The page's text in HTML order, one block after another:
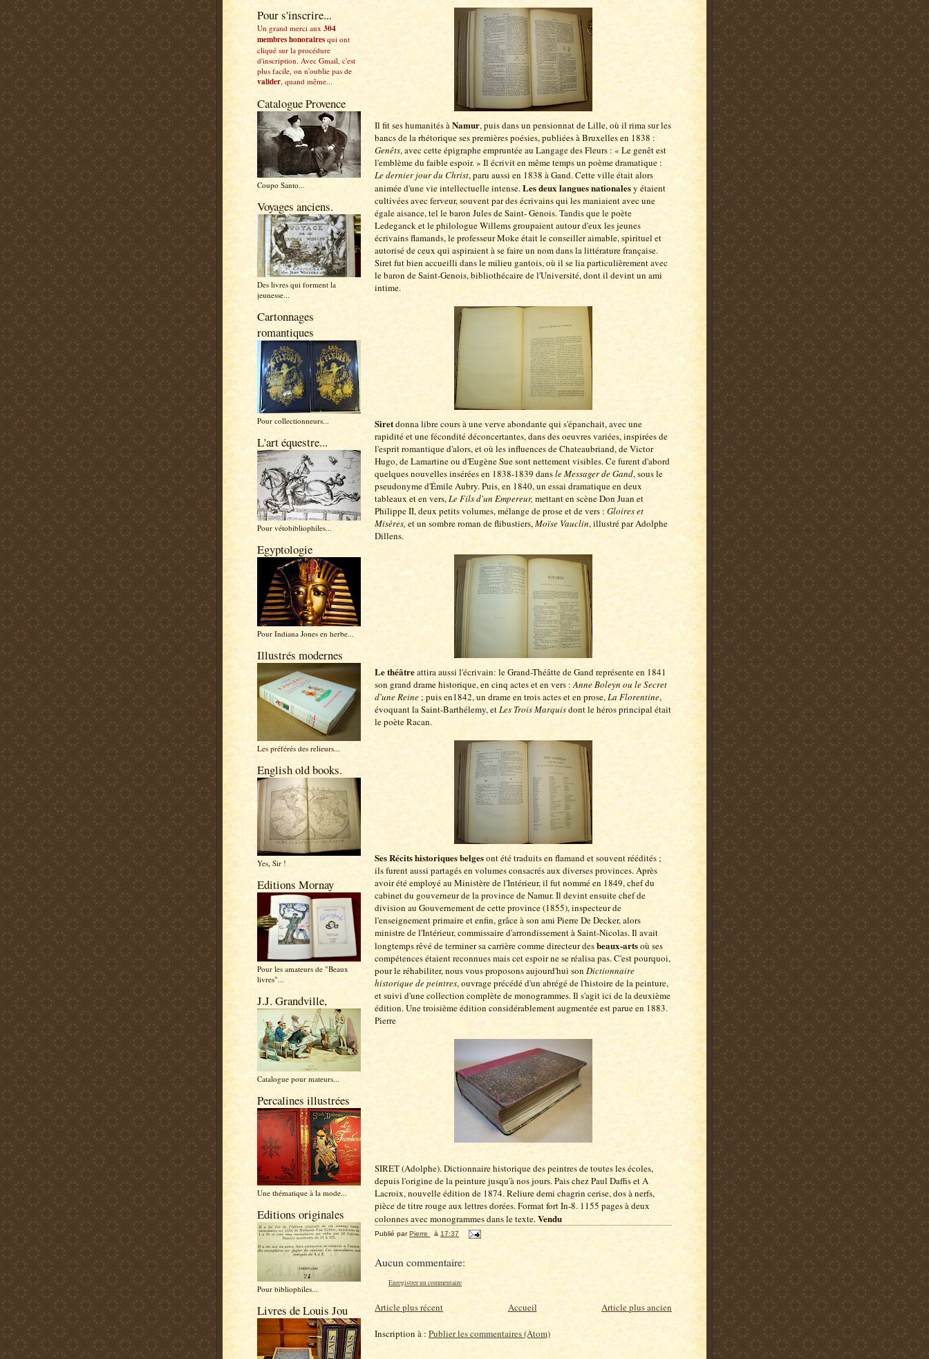
Pour s'inscrire...
Un grand merci aux 304
membres honoraires qui ont
cliqué sur la procédure
d'inscription. Avec Gmail, c'est
plus facile, on n'oublie pas de
valider, quand même...
Catalogue Provence
Coupo Santo...
Voyages anciens.
Des livres qui forment la
jeunesse...
Cartonnages
romantiques
Pour collectionneurs...
L'art équestre...
Pour vétobibliophiles...
Egyptologie
Pour Indiana Jones en herbe...
Illustrés modernes
Les préférés des relieurs...
English old books.
Yes, Sir !
Editions Mornay
Pour les amateurs de "Beaux
livres"...
J.J. Grandville,
Catalogue pour mateurs...
Percalines illustrées
Une thématique à la mode...
Editions originales
Pour bibliophiles...
Livres de Louis Jou
Il fit ses humanités àNamur, puis dans un pensionnat de Lille, où il rima sur les
bancs de la rhétorique ses premières poésies, publiées à Bruxelles en 1838 :
Genêts, avec cette épigraphe empruntée au Langage des Fleurs : « Le genêt est
l'emblème du faible espoir. » Il écrivit en même temps un poème dramatique :
Le dernier jour du Christ, paru aussi en 1838 à Gand. Cette ville était alors
animée d'une vie intellectuelle intense.Les deux langues nationalesy étaient
cultivées avec ferveur, souvent par des écrivains qui les maniaient avec une
égale aisance, tel le baron Jules de Saint- Genois. Tandis que le poète
Ledeganck et le philologue Willems groupaient autour d'eux les jeunes
écrivains flamands, le professeur Moke était le conseiller aimable, spirituel et
autorisé de ceux qui aspiraient à se faire un nom dans la littérature française.
Siret fut bien accueilli dans le milieu gantois, où il se lia particulièrement avec
le baron de Saint-Genois, bibliothécaire de l'Université, dont il devint un ami
intime.
Siretdonna libre cours à une verve abondante qui s'épanchait, avec une
rapidité et une fécondité déconcertantes, dans des oeuvres variées, inspirées de
l'esprit romantique d'alors, et où les influences de Chateaubriand, de Victor
Hugo, de Lamartine ou d'Eugène Sue sont nettement visibles. Ce furent d'abord
quelques nouvelles insérées en 1838-1839 dansle Messager de Gand, sous le
pseudonyme d'Émile Aubry. Puis, en 1840, un essai dramatique en deux
tableaux et en vers,Le Fils d'un Empereur, mettant en scène Don Juan et
Philippe II, deux petits volumes, mélange de prose et de vers : Gloires et
Misères, et un sombre roman de flibustiers,Moïse Vauclin, illustré par Adolphe
Dillens.
Le théâtreattira aussi l'écrivain: le Grand-Théâtte de Gand représente en 1841
son grand drame historique, en cinq actes et en vers :Anne Boleyn ou le Secret
d'une Reine ; puis en1842, un drame en trois actes et en prose,La Florentine,
évoquant la Saint-Barthélemy, etLes Trois Marquisdont le héros principal était
le poète Racan.
Ses Récits historiques belgesont été traduits en flamand et souvent réédités ;
ils furent aussi partagés en volumes consacrés aux diverses provinces. Après
avoir été employé au Ministère de l'Intérieur, il fut nommé en 1849, chef du
cabinet du gouverneur de la province de Namur. Il devint ensuite chef de
division au Gouvernement de cette province (1855), inspecteur de
l'enseignement primaire et enfin, grâce à son ami Pierre De Decker, alors
ministre de l'Intérieur, commissaire d'arrondissement à Saint-Nicolas. Il avait
longtemps rêvé de terminer sa carrière comme directeur desbeaux-artsoù ses
compétences étaient reconnues mais cet espoir ne se réalisa pas. C'est pourquoi,
pour le réhabiliter, nous vous proposons aujourd'hui son Dictionnaire
historique de peintres, ouvrage précédé d'un abrégé de l'histoire de la peinture,
et suivi d'une collection complète de monogrammes. Il s'agit ici de la deuxième
édition. Une troisième édition considérablement augmentée est parue en 1883.
Pierre
SIRET (Adolphe). Dictionnaire historique des peintres de toutes les écoles,
depuis l'origine de la peinture jusqu'à nos jours. Pais chez Paul Daffis et A
Lacroix, nouvelle édition de 1874. Reliure demi chagrin cerise, dos à nerfs,
pièce de titre rouge aux lettres dorées. Format fort In-8. 1155 pages à deux
colonnes avec monogrammes dans le texte.Vendu
Publié parPierre à 17:37
Aucun commentaire:
Enregistrer un commentaire
Article plus récent Article plus ancien
Accueil
Inscription à : Publier les commentaires (Atom)